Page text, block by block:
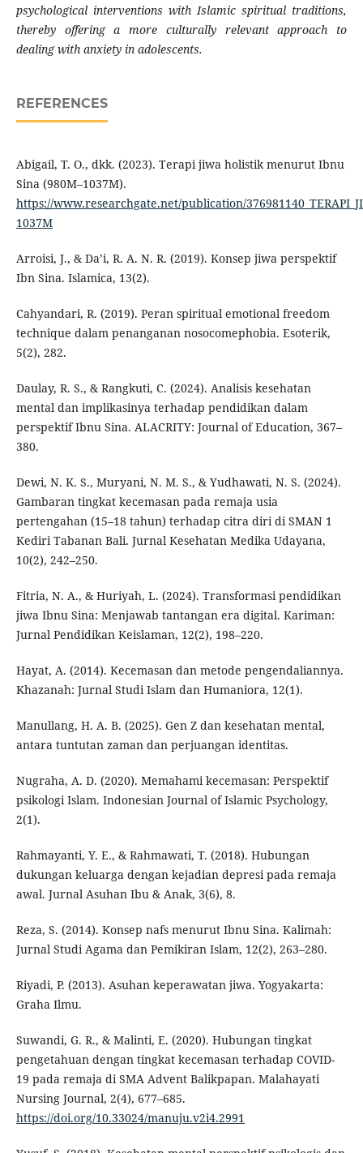
psychological interventions with Islamic spiritual traditions,
thereby offering a more culturally relevant approach to
dealing with anxiety in adolescents.
REFERENCES
Abigail, T. O., dkk. (2023). Terapi jiwa holistik menurut Ibnu
Sina (980M–1037M).
https://www.researchgate.net/publication/
1037M
Arroisi, J., & Da’i, R. A. N. R. (2019). Konsep jiwa perspektif
Ibn Sina. Islamica, 13(2).
Cahyandari, R. (2019). Peran spiritual emotional freedom
technique dalam penanganan nosocomephobia. Esoterik,
5(2), 282.
Daulay, R. S., & Rangkuti, C. (2024). Analisis kesehatan
mental dan implikasinya terhadap pendidikan dalam
perspektif Ibnu Sina. ALACRITY: Journal of Education, 367–
380.
Dewi, N. K. S., Muryani, N. M. S., & Yudhawati, N. S. (2024).
Gambaran tingkat kecemasan pada remaja usia
pertengahan (15–18 tahun) terhadap citra diri di SMAN 1
Kediri Tabanan Bali. Jurnal Kesehatan Medika Udayana,
10(2), 242–250.
Fitria, N. A., & Huriyah, L. (2024). Transformasi pendidikan
jiwa Ibnu Sina: Menjawab tantangan era digital. Kariman:
Jurnal Pendidikan Keislaman, 12(2), 198–220.
Hayat, A. (2014). Kecemasan dan metode pengendaliannya.
Khazanah: Jurnal Studi Islam dan Humaniora, 12(1).
Manullang, H. A. B. (2025). Gen Z dan kesehatan mental,
antara tuntutan zaman dan perjuangan identitas.
Nugraha, A. D. (2020). Memahami kecemasan: Perspektif
psikologi Islam. Indonesian Journal of Islamic Psychology,
2(1).
Rahmayanti, Y. E., & Rahmawati, T. (2018). Hubungan
dukungan keluarga dengan kejadian depresi pada remaja
awal. Jurnal Asuhan Ibu & Anak, 3(6), 8.
Reza, S. (2014). Konsep nafs menurut Ibnu Sina. Kalimah:
Jurnal Studi Agama dan Pemikiran Islam, 12(2), 263–280.
Riyadi, P. (2013). Asuhan keperawatan jiwa. Yogyakarta:
Graha Ilmu.
Suwandi, G. R., & Malinti, E. (2020). Hubungan tingkat
pengetahuan dengan tingkat kecemasan terhadap COVID-
19 pada remaja di SMA Advent Balikpapan. Malahayati
Nursing Journal, 2(4), 677–685.
https://doi.org/10.33024/manuju.v2i4.2991